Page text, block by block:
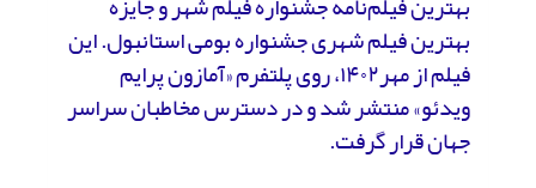
بهترین فیلم شهری جشنواره بومی استانبول. این
فیلم از مهر۱۴۰۲، روی پلتفرم «آمازون پرایم
ویدئو» منتشر شد و در دسترس مخاطبان سراسر
جهان قرار گرفت.